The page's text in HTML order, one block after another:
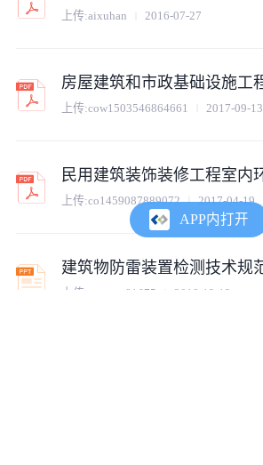
上传:aixuhan 2016-07-27
上传:cow1503546864661 2017-09-13
上传:co1459087889072 2017-04-19
上传: tumux_81675 2019-12-12
APP内打开